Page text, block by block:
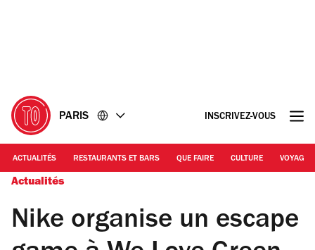
PARIS INSCRIVEZ-VOUS
ACTUALITÉS RESTAURANTS ET BARS QUE FAIRE CULTURE VOYAGE
Actualités
Nike organise un escape